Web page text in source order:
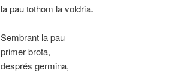
la pau tothom la voldria.
Sembrant la pau
primer brota,
després germina,